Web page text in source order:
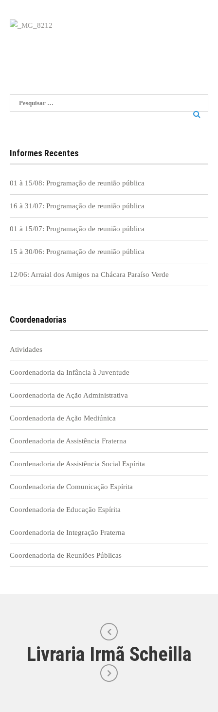
Pesquisar
por:
Informes Recentes
01 à 15/08: Programação de reunião pública
16 à 31/07: Programação de reunião pública
01 à 15/07: Programação de reunião pública
15 à 30/06: Programação de reunião pública
12/06: Arraial dos Amigos na Chácara Paraíso Verde
Coordenadorias
Atividades
Coordenadoria da Infância à Juventude
Coordenadoria de Ação Administrativa
Coordenadoria de Ação Mediúnica
Coordenadoria de Assistência Fraterna
Coordenadoria de Assistência Social Espírita
Coordenadoria de Comunicação Espírita
Coordenadoria de Educação Espírita
Coordenadoria de Integração Fraterna
Coordenadoria de Reuniões Públicas
Livraria Irmã Scheilla